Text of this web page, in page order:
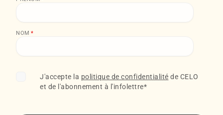
NOM *
J'accepte la politique de confidentialité de CELO
et de l'abonnement à l'infolettre*